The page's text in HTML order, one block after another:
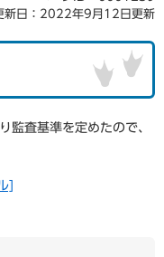
新日：2022年9月12日更新
監査基準を定めたので、
]